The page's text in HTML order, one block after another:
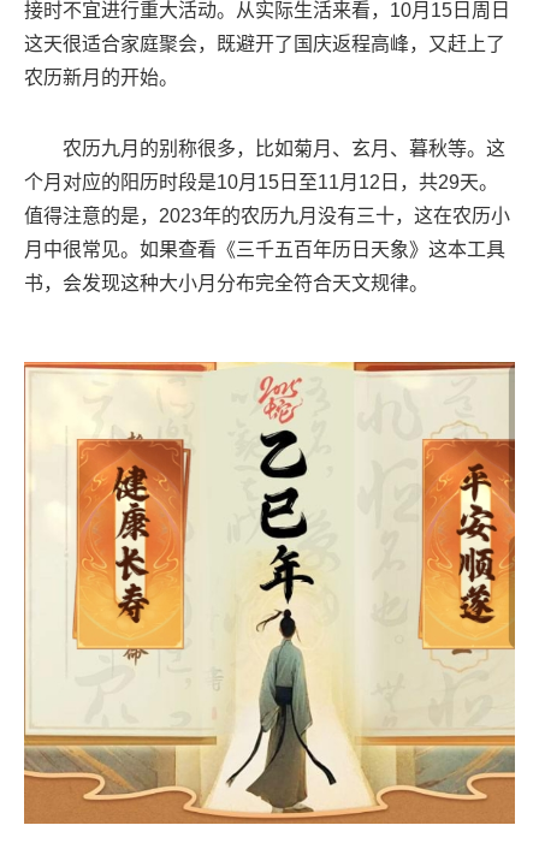
接时不宜进行重大活动。从实际生活来看，10月15日周日
这天很适合家庭聚会，既避开了国庆返程高峰，又赶上了
农历新月的开始。
农历九月的别称很多，比如菊月、玄月、暮秋等。这
个月对应的阳历时段是10月15日至11月12日，共29天。
值得注意的是，2023年的农历九月没有三十，这在农历小
月中很常见。如果查看《三千五百年历日天象》这本工具
书，会发现这种大小月分布完全符合天文规律。